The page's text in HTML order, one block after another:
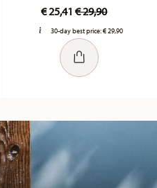
€ 25,41Price reduced
€ 29,90to
30-day best price:€ 29,90